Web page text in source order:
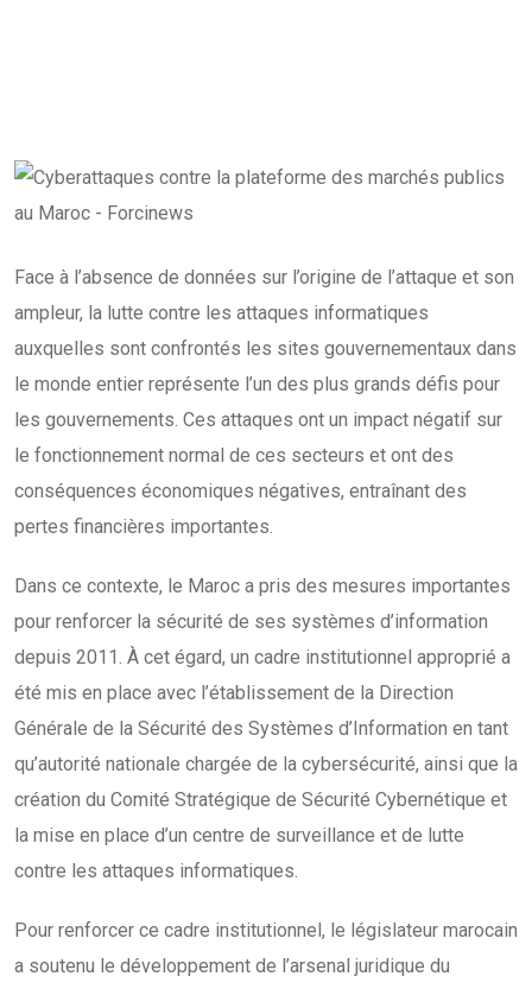
Face à l’absence de données sur l’origine de l’attaque et son
ampleur, la lutte contre les attaques informatiques
auxquelles sont confrontés les sites gouvernementaux dans
le monde entier représente l’un des plus grands défis pour
les gouvernements. Ces attaques ont un impact négatif sur
le fonctionnement normal de ces secteurs et ont des
conséquences économiques négatives, entraînant des
pertes financières importantes.
Dans ce contexte, le Maroc a pris des mesures importantes
pour renforcer la sécurité de ses systèmes d’information
depuis 2011. À cet égard, un cadre institutionnel approprié a
été mis en place avec l’établissement de la Direction
Générale de la Sécurité des Systèmes d’Information en tant
qu’autorité nationale chargée de la cybersécurité, ainsi que la
création du Comité Stratégique de Sécurité Cybernétique et
la mise en place d’un centre de surveillance et de lutte
contre les attaques informatiques.
Pour renforcer ce cadre institutionnel, le législateur marocain
a soutenu le développement de l’arsenal juridique du